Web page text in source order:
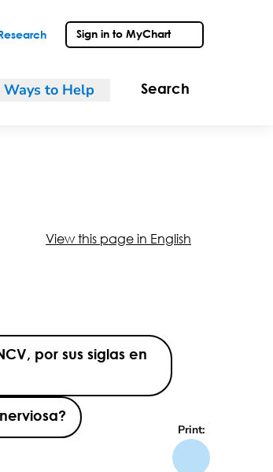
Research Sign in to MyChart
Ways to Help Search
View this page in English
por sus siglas en
Print: